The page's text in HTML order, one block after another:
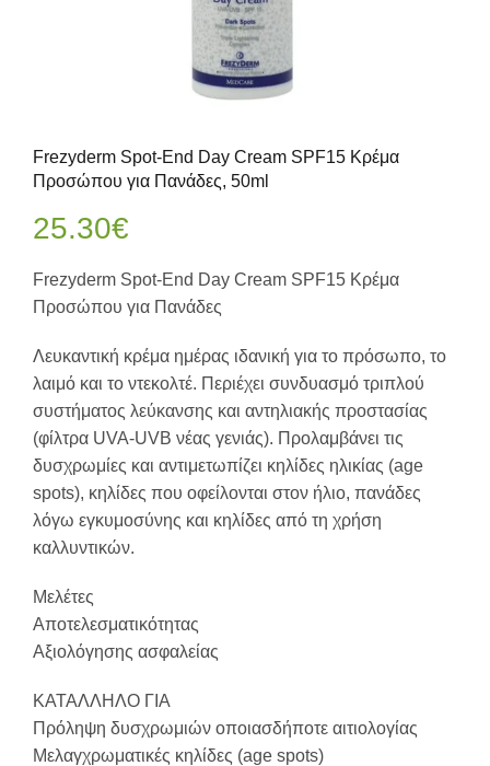
Frezyderm Spot-End Day Cream SPF15 Kρέμα
Προσώπου για Πανάδες, 50ml
25.30€
Frezyderm Spot-End Day Cream SPF15 Kρέμα
Προσώπου για Πανάδες
Λευκαντική κρέμα ημέρας ιδανική για το πρόσωπο, το
λαιμό και το ντεκολτέ. Περιέχει συνδυασμό τριπλού
συστήματος λεύκανσης και αντηλιακής προστασίας
(φίλτρα UVA-UVB νέας γενιάς). Προλαμβάνει τις
δυσχρωμίες και αντιμετωπίζει κηλίδες ηλικίας (age
spots), κηλίδες που οφείλονται στον ήλιο, πανάδες
λόγω εγκυμοσύνης και κηλίδες από τη χρήση
καλλυντικών.
Μελέτες
Αποτελεσματικότητας
Αξιολόγησης ασφαλείας
ΚΑΤΑΛΛΗΛΟ ΓΙΑ
Πρόληψη δυσχρωμιών οποιασδήποτε αιτιολογίας
Μελαγχρωματικές κηλίδες (age spots)